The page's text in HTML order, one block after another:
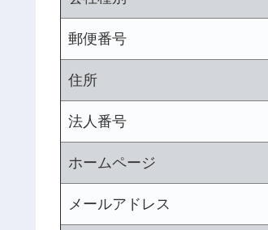
郵便番号
住所
法人番号
ホームページ
メールアドレス